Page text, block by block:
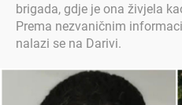
brigada, gdje je ona živjela
Prema nezvaničnim
nalazi se na Darivi.